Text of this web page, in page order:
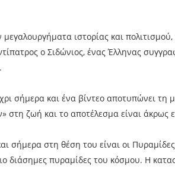
ιστορίας και
ο Σιδώνιος, ένας Έλληνας
σήμερα και ένα βίντεο αποτυπώνει τη
στη ζωή και το αποτέλεσμα είναι άκρως
σήμερα στη θέση του είναι οι
διάσημες πυραμίδες του κόσμου. Η